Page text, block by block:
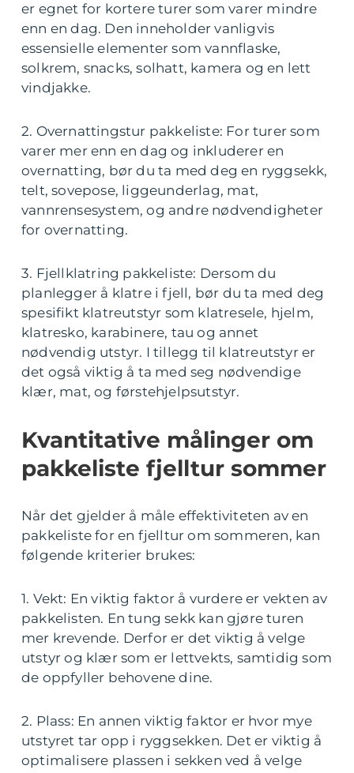
er egnet for kortere turer som varer mindre
enn en dag. Den inneholder vanligvis
essensielle elementer som vannflaske,
solkrem, snacks, solhatt, kamera og en lett
vindjakke.
2. Overnattingstur pakkeliste: For turer som
varer mer enn en dag og inkluderer en
overnatting, bør du ta med deg en ryggsekk,
telt, sovepose, liggeunderlag, mat,
vannrensesystem, og andre nødvendigheter
for overnatting.
3. Fjellklatring pakkeliste: Dersom du
planlegger å klatre i fjell, bør du ta med deg
spesifikt klatreutstyr som klatresele, hjelm,
klatresko, karabinere, tau og annet
nødvendig utstyr. I tillegg til klatreutstyr er
det også viktig å ta med seg nødvendige
klær, mat, og førstehjelpsutstyr.
Kvantitative målinger om
pakkeliste fjelltur sommer
Når det gjelder å måle effektiviteten av en
pakkeliste for en fjelltur om sommeren, kan
følgende kriterier brukes:
1. Vekt: En viktig faktor å vurdere er vekten av
pakkelisten. En tung sekk kan gjøre turen
mer krevende. Derfor er det viktig å velge
utstyr og klær som er lettvekts, samtidig som
de oppfyller behovene dine.
2. Plass: En annen viktig faktor er hvor mye
utstyret tar opp i ryggsekken. Det er viktig å
optimalisere plassen i sekken ved å velge